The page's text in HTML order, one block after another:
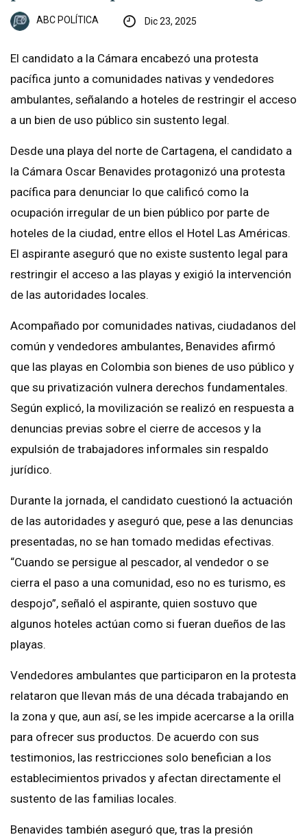
ABC POLÍTICA Dic 23, 2025
El candidato a la Cámara encabezó una protesta
pacífica junto a comunidades nativas y vendedores
ambulantes, señalando a hoteles de restringir el acceso
a un bien de uso público sin sustento legal.
Desde una playa del norte de Cartagena, el candidato a
la Cámara Oscar Benavides protagonizó una protesta
pacífica para denunciar lo que calificó como la
ocupación irregular de un bien público por parte de
hoteles de la ciudad, entre ellos el Hotel Las Américas.
El aspirante aseguró que no existe sustento legal para
restringir el acceso a las playas y exigió la intervención
de las autoridades locales.
Acompañado por comunidades nativas, ciudadanos del
común y vendedores ambulantes, Benavides afirmó
que las playas en Colombia son bienes de uso público y
que su privatización vulnera derechos fundamentales.
Según explicó, la movilización se realizó en respuesta a
denuncias previas sobre el cierre de accesos y la
expulsión de trabajadores informales sin respaldo
jurídico.
Durante la jornada, el candidato cuestionó la actuación
de las autoridades y aseguró que, pese a las denuncias
presentadas, no se han tomado medidas efectivas.
“Cuando se persigue al pescador, al vendedor o se
cierra el paso a una comunidad, eso no es turismo, es
despojo”, señaló el aspirante, quien sostuvo que
algunos hoteles actúan como si fueran dueños de las
playas.
Vendedores ambulantes que participaron en la protesta
relataron que llevan más de una década trabajando en
la zona y que, aun así, se les impide acercarse a la orilla
para ofrecer sus productos. De acuerdo con sus
testimonios, las restricciones solo benefician a los
establecimientos privados y afectan directamente el
sustento de las familias locales.
Benavides también aseguró que, tras la presión